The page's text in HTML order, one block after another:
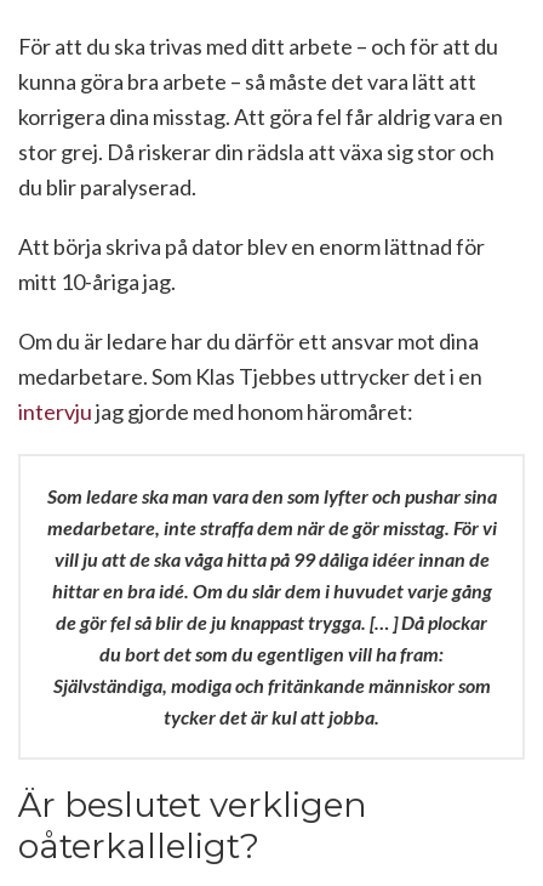
För att du ska trivas med ditt arbete – och för att du
kunna göra bra arbete – så måste det vara lätt att
korrigera dina misstag. Att göra fel får aldrig vara en
stor grej. Då riskerar din rädsla att växa sig stor och
du blir paralyserad.
Att börja skriva på dator blev en enorm lättnad för
mitt 10-åriga jag.
Om du är ledare har du därför ett ansvar mot dina
medarbetare. Som Klas Tjebbes uttrycker det i en
intervjujag gjorde med honom häromåret:
Som ledare ska man vara den som lyfter och pushar sina
medarbetare, inte straffa dem när de gör misstag. För vi
vill ju att de ska våga hitta på 99 dåliga idéer innan de
hittar en bra idé. Om du slår dem i huvudet varje gång
de gör fel så blir de ju knappast trygga. [… ] Då plockar
du bort det som du egentligen vill ha fram:
Självständiga, modiga och fritänkande människor som
tycker det är kul att jobba.
Är beslutet verkligen
oåterkalleligt?